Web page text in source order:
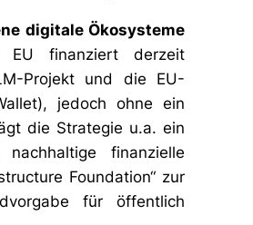
digitale Ökosysteme
finanziert derzeit
Projekt und die EU-
jedoch ohne ein
die Strategie u.a. ein
finanzielle
Foundation“ zur
für öffentlich